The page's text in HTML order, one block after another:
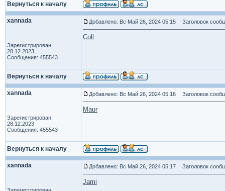
Вернуться к началу
xannada
Зарегистрирован:
28.12.2023
Сообщения: 455543
Добавлено: Вс Май 26, 2024 05:15 Заголовок
Coll
Вернуться к началу
xannada
Зарегистрирован:
28.12.2023
Сообщения: 455543
Добавлено: Вс Май 26, 2024 05:16 Заголовок
Maur
Вернуться к началу
xannada Добавлено: Вс Май 26, 2024 05:17 Заголовок
Jami